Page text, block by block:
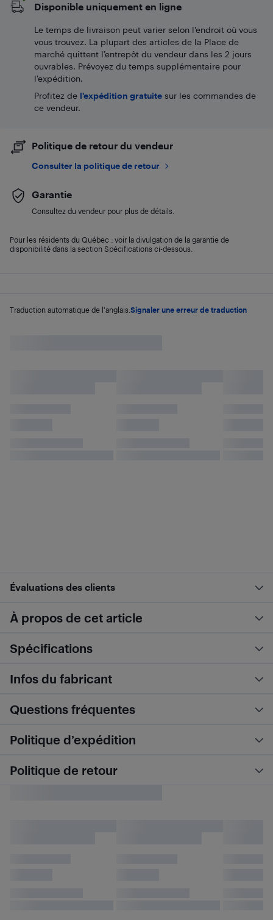
Traduction automatique de l'anglais. Signaler une erreur de traduction
Disponible uniquement en ligne
Le temps de livraison peut varier selon l'endroit où vous
vous trouvez. La plupart des articles de la Place de
marché quittent l’entrepôt du vendeur dans les 2 jours
ouvrables. Prévoyez du temps supplémentaire pour
l’expédition.
Profitez de l'expédition gratuite sur les commandes de
ce vendeur.
Politique de retour du vendeur
Consulter la politique de retour
Garantie
Consultez du vendeur pour plus de détails.
Pour les résidents du Québec : voir la divulgation de la garantie de
disponibilité dans la section Spécifications ci-dessous.
Évaluations des clients
À propos de cet article
Spécifications
Infos du fabricant
Questions fréquentes
Politique d’expédition
Politique de retour